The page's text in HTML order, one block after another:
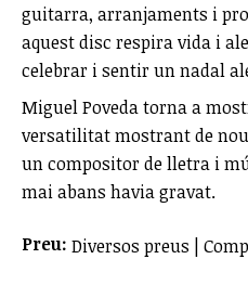
guitarra, arranjaments i
aquest disc respira vida i
celebrar i sentir un nadal
Miguel Poveda torna a
versatilitat mostrant de
un compositor de lletra i
mai abans havia gravat.
Preu: Diversos preus |